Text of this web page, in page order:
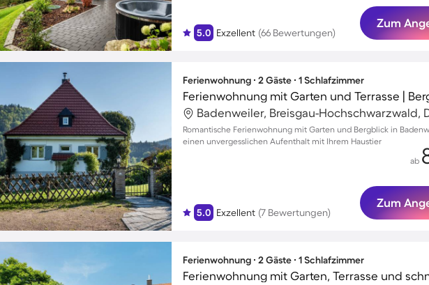
5.0 Exzellent (66 Bewertungen)
Zum
Ferienwohnung ∙ 2 Gäste ∙ 1 Schlafzimmer
Romantische Ferienwohnung mit Garten und Bergblick in
einen unvergesslichen Aufenthalt mit Ihrem Haustier
5.0 Exzellent (7 Bewertungen)
ab
Zum
Ferienwohnung ∙ 2 Gäste ∙ 1 Schlafzimmer